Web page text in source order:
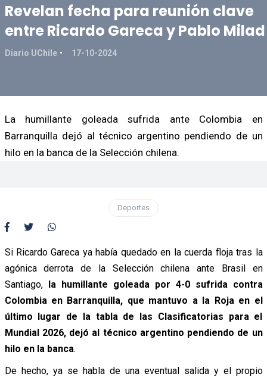
Revelan fecha para reunión clave
entre Ricardo Gareca y Pablo Milad
Diario UChile 17-10-2024
La humillante goleada sufrida ante Colombia en
Barranquilla dejó al técnico argentino pendiendo de un
hilo en la banca de la Selección chilena.
Deportes
Si Ricardo Gareca ya había quedado en la cuerda floja tras la
agónica derrota de la Selección chilena ante Brasil en
Santiago,la humillante goleada por 4-0 sufrida contra
Colombia en Barranquilla, que mantuvo a la Roja en el
último lugar de la tabla de las Clasificatorias para el
Mundial 2026, dejó al técnico argentino pendiendo de un
hilo en la banca.
De hecho, ya se habla de una eventual salida y el propio